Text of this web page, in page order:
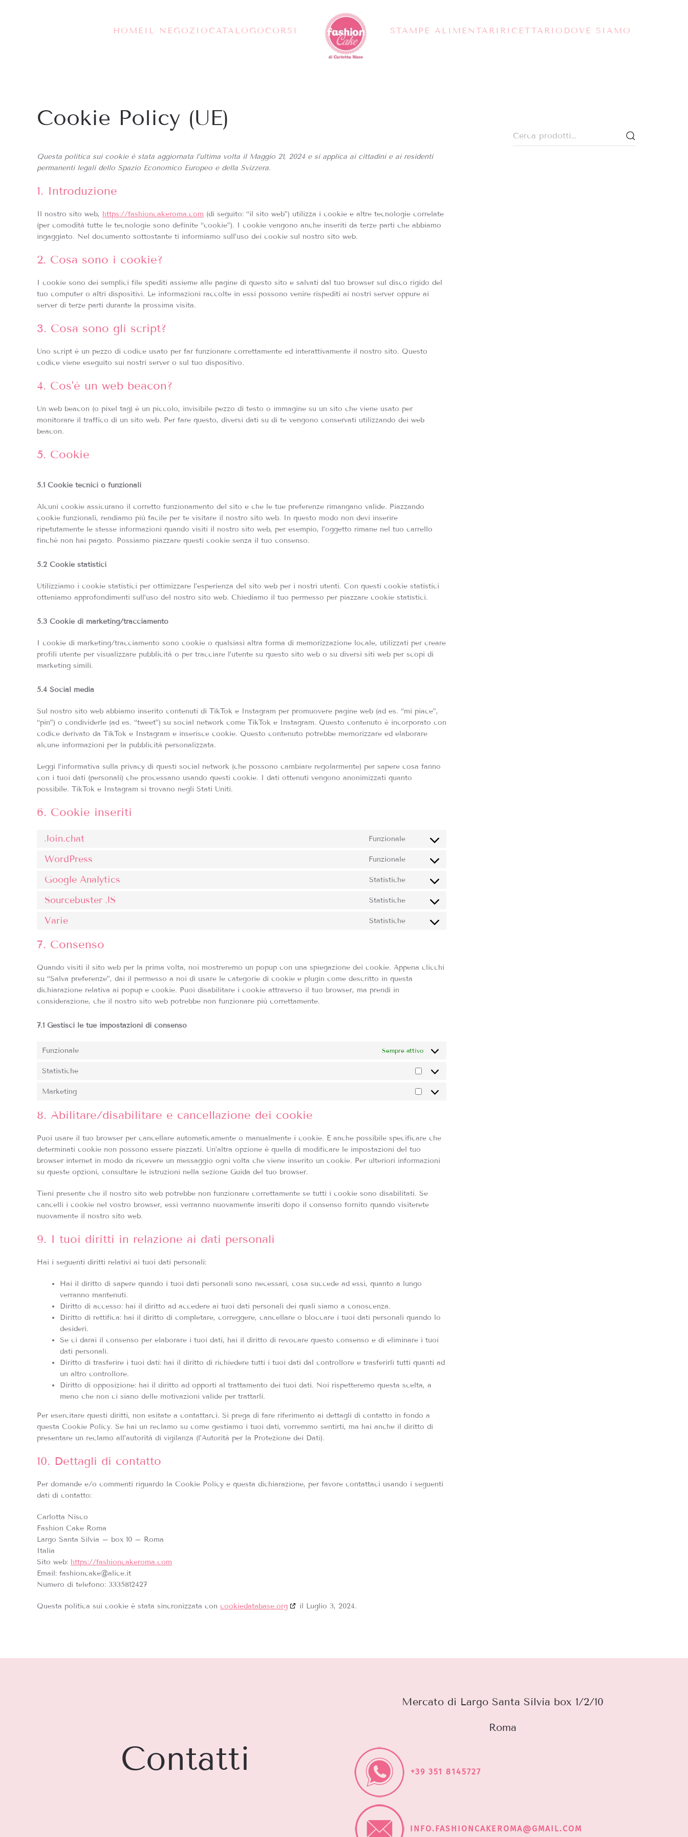
HOME IL NEGOZIO CATALOGO CORSI STAMPE ALIMENTARI RICETTARIO DOVE SIAMO
Cookie Policy (UE)
Questa politica sui cookie è stata aggiornata l’ultima volta il Maggio 21, 2024 e si applica ai cittadini e ai residenti
permanenti legali dello Spazio Economico Europeo e della Svizzera.
1. Introduzione
Il nostro sito web, https://fashioncakeroma.com (di seguito: “il sito web”) utilizza i cookie e altre tecnologie correlate
(per comodità tutte le tecnologie sono definite “cookie”). I cookie vengono anche inseriti da terze parti che abbiamo
ingaggiato. Nel documento sottostante ti informiamo sull’uso dei cookie sul nostro sito web.
2. Cosa sono i cookie?
I cookie sono dei semplici file spediti assieme alle pagine di questo sito e salvati dal tuo browser sul disco rigido del
tuo computer o altri dispositivi. Le informazioni raccolte in essi possono venire rispediti ai nostri server oppure ai
server di terze parti durante la prossima visita.
3. Cosa sono gli script?
Uno script è un pezzo di codice usato per far funzionare correttamente ed interattivamente il nostro sito. Questo
codice viene eseguito sui nostri server o sul tuo dispositivo.
4. Cos'è un web beacon?
Un web beacon (o pixel tag) è un piccolo, invisibile pezzo di testo o immagine su un sito che viene usato per
monitorare il traffico di un sito web. Per fare questo, diversi dati su di te vengono conservati utilizzando dei web
beacon.
5. Cookie
5.1 Cookie tecnici o funzionali
Alcuni cookie assicurano il corretto funzionamento del sito e che le tue preferenze rimangano valide. Piazzando
cookie funzionali, rendiamo più facile per te visitare il nostro sito web. In questo modo non devi inserire
ripetutamente le stesse informazioni quando visiti il nostro sito web, per esempio, l’oggetto rimane nel tuo carrello
finché non hai pagato. Possiamo piazzare questi cookie senza il tuo consenso.
5.2 Cookie statistici
Utilizziamo i cookie statistici per ottimizzare l’esperienza del sito web per i nostri utenti. Con questi cookie statistici
otteniamo approfondimenti sull’uso del nostro sito web. Chiediamo il tuo permesso per piazzare cookie statistici.
5.3 Cookie di marketing/tracciamento
I cookie di marketing/tracciamento sono cookie o qualsiasi altra forma di memorizzazione locale, utilizzati per creare
profili utente per visualizzare pubblicità o per tracciare l’utente su questo sito web o su diversi siti web per scopi di
marketing simili.
5.4 Social media
Sul nostro sito web abbiamo inserito contenuti di TikTok e Instagram per promuovere pagine web (ad es. “mi piace”,
“pin”) o condividerle (ad es. “tweet”) su social network come TikTok e Instagram. Questo contenuto è incorporato con
codice derivato da TikTok e Instagram e inserisce cookie. Questo contenuto potrebbe memorizzare ed elaborare
alcune informazioni per la pubblicità personalizzata.
Leggi l’informativa sulla privacy di questi social network (che possono cambiare regolarmente) per sapere cosa fanno
con i tuoi dati (personali) che processano usando questi cookie. I dati ottenuti vengono anonimizzati quanto
possibile. TikTok e Instagram si trovano negli Stati Uniti.
6. Cookie inseriti
Join.chat Funzionale
Consent
service
join.chat
WordPress Funzionale
Consent
service
wordpress
Google Analytics Statistiche
Consent
service
google-
Sourcebuster JS Statistiche
Consent
service
Varie Statistiche
Consent
7. Consenso
Quando visiti il sito web per la prima volta, noi mostreremo un popup con una spiegazione dei cookie. Appena clicchi
su “Salva preferenze”, dai il permesso a noi di usare le categorie di cookie e plugin come descritto in questa
dichiarazione relativa ai popup e cookie. Puoi disabilitare i cookie attraverso il tuo browser, ma prendi in
considerazione, che il nostro sito web potrebbe non funzionare più correttamente.
7.1 Gestisci le tue impostazioni di consenso
Funzionale Sempre attivo
Statistiche
Statistiche
Marketing
Marketing
8. Abilitare/disabilitare e cancellazione dei cookie
Puoi usare il tuo browser per cancellare automaticamente o manualmente i cookie. È anche possibile specificare che
determinati cookie non possono essere piazzati. Un’altra opzione è quella di modificare le impostazioni del tuo
browser internet in modo da ricevere un messaggio ogni volta che viene inserito un cookie. Per ulteriori informazioni
su queste opzioni, consultare le istruzioni nella sezione Guida del tuo browser.
Tieni presente che il nostro sito web potrebbe non funzionare correttamente se tutti i cookie sono disabilitati. Se
cancelli i cookie nel vostro browser, essi verranno nuovamente inseriti dopo il consenso fornito quando visiterete
nuovamente il nostro sito web.
9. I tuoi diritti in relazione ai dati personali
Hai i seguenti diritti relativi ai tuoi dati personali:
Hai il diritto di sapere quando i tuoi dati personali sono necessari, cosa succede ad essi, quanto a lungo
verranno mantenuti.
Diritto di accesso: hai il diritto ad accedere ai tuoi dati personali dei quali siamo a conoscenza.
Diritto di rettifica: hai il diritto di completare, correggere, cancellare o bloccare i tuoi dati personali quando lo
desideri.
Se ci darai il consenso per elaborare i tuoi dati, hai il diritto di revocare questo consenso e di eliminare i tuoi
dati personali.
Diritto di trasferire i tuoi dati: hai il diritto di richiedere tutti i tuoi dati dal controllore e trasferirli tutti quanti ad
un altro controllore.
Diritto di opposizione: hai il diritto ad opporti al trattamento dei tuoi dati. Noi rispetteremo questa scelta, a
meno che non ci siano delle motivazioni valide per trattarli.
Per esercitare questi diritti, non esitate a contattarci. Si prega di fare riferimento ai dettagli di contatto in fondo a
questa Cookie Policy. Se hai un reclamo su come gestiamo i tuoi dati, vorremmo sentirti, ma hai anche il diritto di
presentare un reclamo all’autorità di vigilanza (l’Autorità per la Protezione dei Dati).
10. Dettagli di contatto
Per domande e/o commenti riguardo la Cookie Policy e questa dichiarazione, per favore contattaci usando i seguenti
dati di contatto:
Carlotta Nisco
Fashion Cake Roma
Largo Santa Silvia – box 10 – Roma
Italia
Sito web: https://fashioncakeroma.com
Email: fashioncake@alice.it
Numero di telefono: 3335812427
Questa politica sui cookie è stata sincronizzata con cookiedatabase.org il Luglio 3, 2024.
Cerca:
Contatti
Mercato di Largo Santa Silvia box 1/2/10
Roma
+39 351 8145727
INFO.FASHIONCAKEROMA@GMAIL.COM